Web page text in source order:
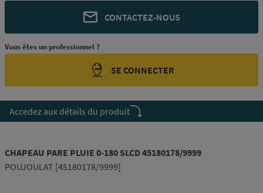
CONTACTEZ-NOUS
Vous êtes un professionnel ?
SE CONNECTER
Accedez aux détails du produit
CHAPEAU PARE PLUIE 0-180 SLCD 45180178/9999
POUJOULAT [45180178/9999]